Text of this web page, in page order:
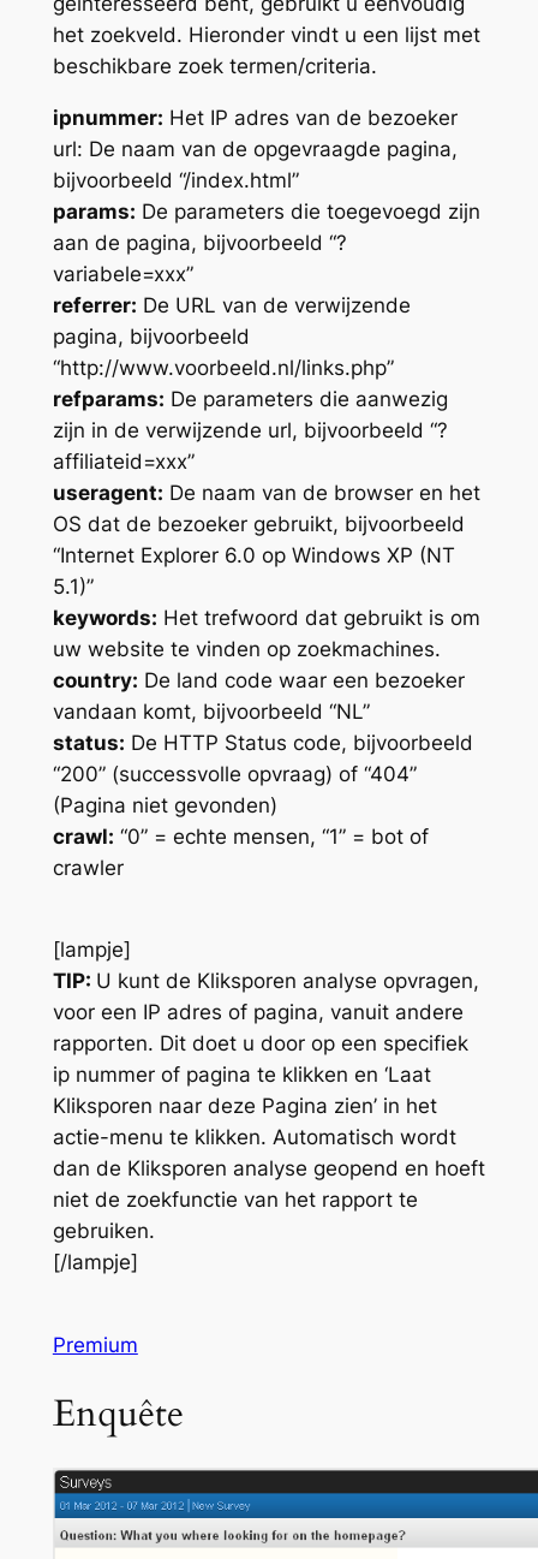
het zoekveld. Hieronder vindt u een lijst met
beschikbare zoek termen/criteria.
ipnummer: Het IP adres van de bezoeker
url: De naam van de opgevraagde pagina,
bijvoorbeeld “/index.html”
params: De parameters die toegevoegd zijn
aan de pagina, bijvoorbeeld “?
variabele=xxx”
referrer: De URL van de verwijzende
pagina, bijvoorbeeld
“http://www.voorbeeld.nl/links.php”
refparams: De parameters die aanwezig
zijn in de verwijzende url, bijvoorbeeld “?
affiliateid=xxx”
useragent: De naam van de browser en het
OS dat de bezoeker gebruikt, bijvoorbeeld
“Internet Explorer 6.0 op Windows XP (NT
5.1)”
keywords: Het trefwoord dat gebruikt is om
uw website te vinden op zoekmachines.
country: De land code waar een bezoeker
vandaan komt, bijvoorbeeld “NL”
status: De HTTP Status code, bijvoorbeeld
“200” (successvolle opvraag) of “404”
(Pagina niet gevonden)
crawl: “0” = echte mensen, “1” = bot of
crawler
[lampje]
TIP: U kunt de Kliksporen analyse opvragen,
voor een IP adres of pagina, vanuit andere
rapporten. Dit doet u door op een specifiek
ip nummer of pagina te klikken en ‘Laat
Kliksporen naar deze Pagina zien’ in het
actie-menu te klikken. Automatisch wordt
dan de Kliksporen analyse geopend en hoeft
niet de zoekfunctie van het rapport te
gebruiken.
[/lampje]
Premium
Enquête